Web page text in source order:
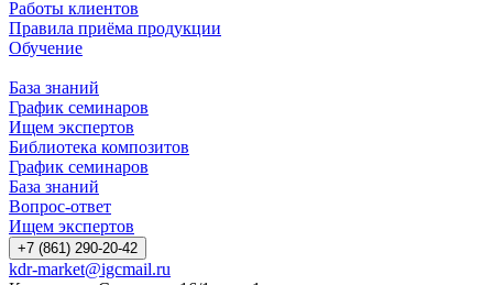
Работы клиентов
Правила приёма продукции
Обучение
База знаний
График семинаров
Ищем экспертов
Библиотека композитов
График семинаров
База знаний
Вопрос-ответ
Ищем экспертов
+7 (861) 290-20-42
kdr-market@igcmail.ru